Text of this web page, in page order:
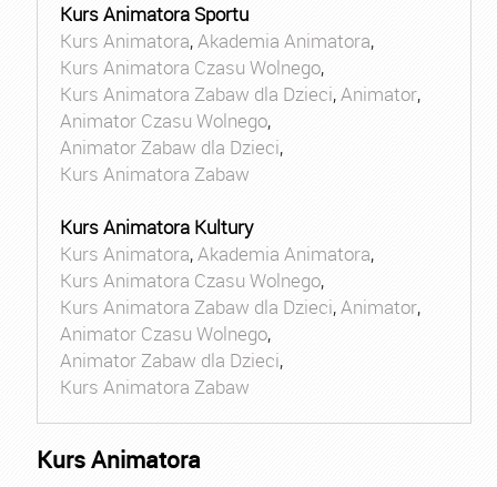
Kurs Animatora Sportu
Kurs Animatora,Akademia Animatora,
Kurs Animatora Czasu Wolnego,
Kurs Animatora Zabaw dla Dzieci,Animator,
Animator Czasu Wolnego,
Animator Zabaw dla Dzieci,
Kurs Animatora Zabaw
Kurs Animatora Kultury
Kurs Animatora,Akademia Animatora,
Kurs Animatora Czasu Wolnego,
Kurs Animatora Zabaw dla Dzieci,Animator,
Animator Czasu Wolnego,
Animator Zabaw dla Dzieci,
Kurs Animatora Zabaw
Kurs Animatora